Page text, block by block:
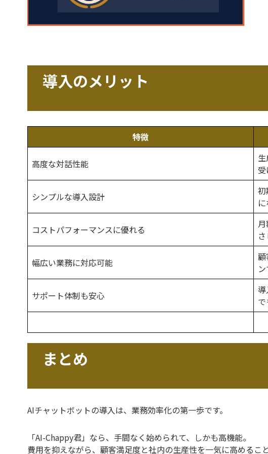
導入のメリット
特徴
高度な対話性能
受
シンプルな導入設計
コストパフォーマンスに優れる
幅広い業務に対応可能
サポート体制も安心
で
まとめ
AIチャットボットの導入は、業務効率化の第一歩です。
「AI-Chappy君」なら、手間なく始められて、しかも高機能。
費用を抑えながら、顧客満足度と社内の生産性を一気に高めるこ